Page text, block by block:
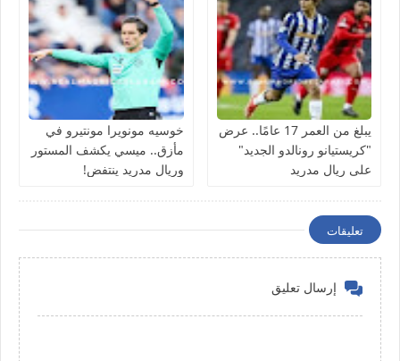
يبلغ من العمر 17 عامًا.. عرض
"كريستيانو رونالدو الجديد"
على ريال مدريد
خوسيه مونويرا مونتيرو في
مأزق.. ميسي يكشف المستور
وريال مدريد ينتفض!
تعليقات
إرسال تعليق